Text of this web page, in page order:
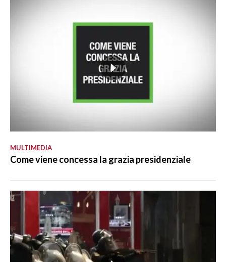
MULTIMEDIA
Come viene concessa la grazia presidenziale